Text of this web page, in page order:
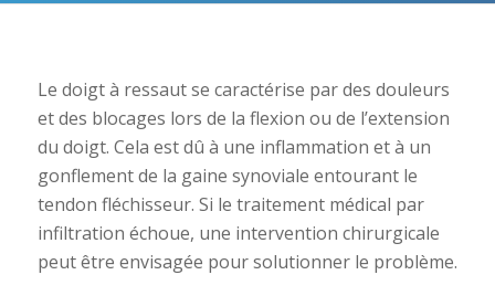
Le doigt à ressaut se caractérise par des douleurs
et des blocages lors de la flexion ou de l’extension
du doigt. Cela est dû à une inflammation et à un
gonflement de la gaine synoviale entourant le
tendon fléchisseur. Si le traitement médical par
infiltration échoue, une intervention chirurgicale
peut être envisagée pour solutionner le problème.